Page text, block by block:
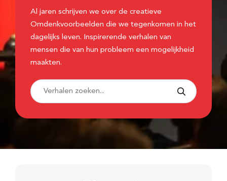
Al jaren schrijven we over de creatieve
Omdenkvoorbeelden die we tegenkomen in het
dagelijks leven. Inspirerende verhalen van
mensen die van hun probleem een mogelijkheid
maakten.